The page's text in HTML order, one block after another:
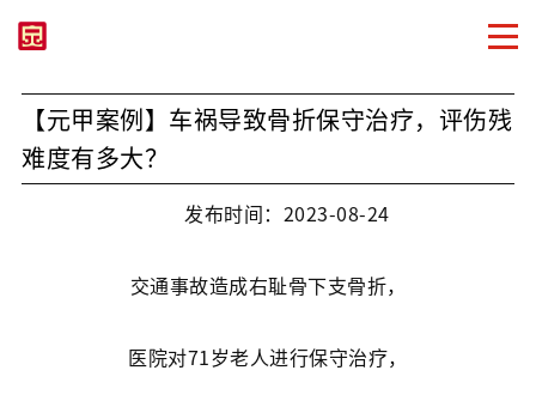
【元甲案例】车祸导致骨折保守治疗，评伤残
难度有多大？
发布时间：2023-08-24
交通事故造成右耻骨下支骨折，
医院对71岁老人进行保守治疗，